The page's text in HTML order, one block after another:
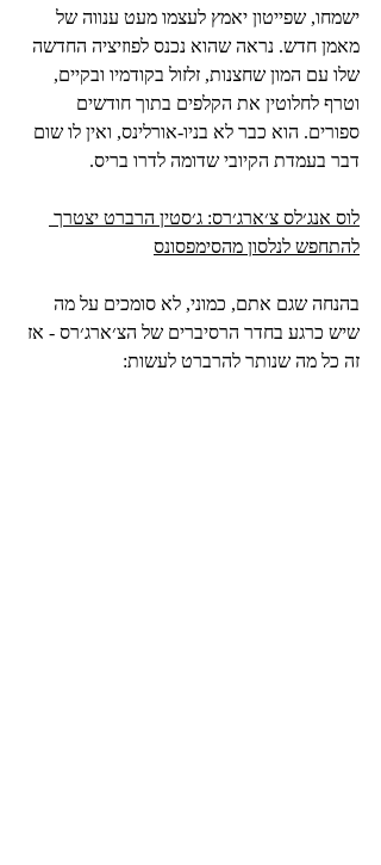
ישמחו, שפייטון יאמץ לעצמו מעט ענווה של
מאמן חדש. נראה שהוא נכנס לפוזיציה החדשה
שלו עם המון שחצנות, זלזול בקודמיו ובקיים,
וטרף לחלוטין את הקלפים בתוך חודשים
ספורים. הוא כבר לא בניו-אורלינס, ואין לו שום
דבר בעמדת הקיובי שדומה לדרו בריס.
לוס אנג׳לס צ׳ארג׳רס: ג׳סטין הרברט יצטרך
להתחפש לנלסון מהסימפסונס
בהנחה שגם אתם, כמוני, לא סומכים על מה
שיש כרגע בחדר הרסיברים של הצ׳ארג׳רס - אז
זה כל מה שנותר להרברט לעשות: